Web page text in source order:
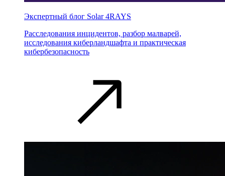
Экспертный блог Solar 4RAYS
Расследования инцидентов, разбор малварей,
исследования киберландшафта и практическая
кибербезопасность